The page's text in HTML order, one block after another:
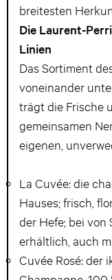
breitesten
Die Laurent-
Linien
Das Sortiment
voneinander
trägt die Frische
gemeinsamen
eigenen,
La Cuvée: die
Hauses; frisch,
der Hefe; bei von
erhältlich, auch
Cuvée Rosé: der